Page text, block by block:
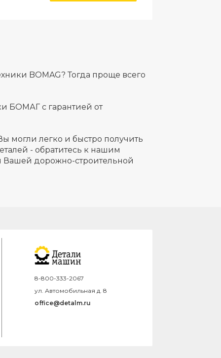
BOMAG? Тогда проще всего
БОМАГ с гарантией от
могли легко и быстро получить
- обратитесь к нашим
Вашей дорожно-строительной
8-800-333-2067
ул. Автомобильная д. 8
office@detalm.ru